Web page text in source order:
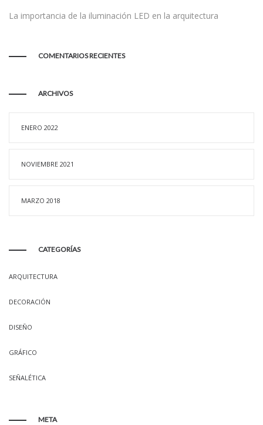
La importancia de la iluminación LED en la arquitectura
COMENTARIOS RECIENTES
ARCHIVOS
ENERO 2022
NOVIEMBRE 2021
MARZO 2018
CATEGORÍAS
ARQUITECTURA
DECORACIÓN
DISEÑO
GRÁFICO
SEÑALÉTICA
META